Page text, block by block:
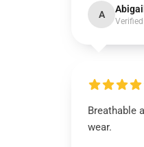
A Abigail
Breathable
wear.